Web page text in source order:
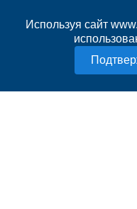
Используя сайт
Карта сайта
Нашли ошибку?
Политика
Согласие на обработку